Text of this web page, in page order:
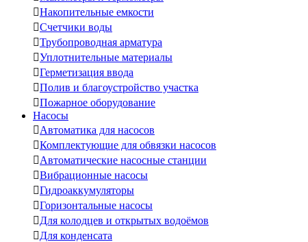
Накопительные емкости
Счетчики воды
Трубопроводная арматура
Уплотнительные материалы
Герметизация ввода
Полив и благоустройство участка
Пожарное оборудование
Насосы
Автоматика для насосов
Комплектующие для обвязки насосов
Автоматические насосные станции
Вибрационные насосы
Гидроаккумуляторы
Горизонтальные насосы
Для колодцев и открытых водоёмов
Для конденсата